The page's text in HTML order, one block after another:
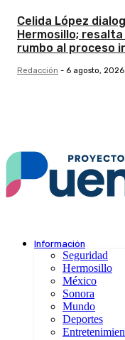
Celida López
Hermosillo;
rumbo al proceso
Redacción - 6 agosto, 2026
Información
Seguridad
Hermosillo
México
Sonora
Mundo
Deportes